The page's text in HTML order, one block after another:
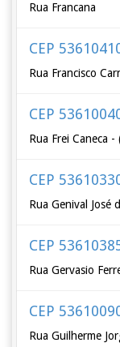
Rua Francana
CEP
Rua Francisco
CEP
Rua Frei Caneca
CEP
Rua Genival José
CEP
Rua Gervasio
CEP
Rua Guilherme